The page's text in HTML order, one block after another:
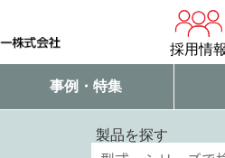
採用情
事例・特集
製品を探す